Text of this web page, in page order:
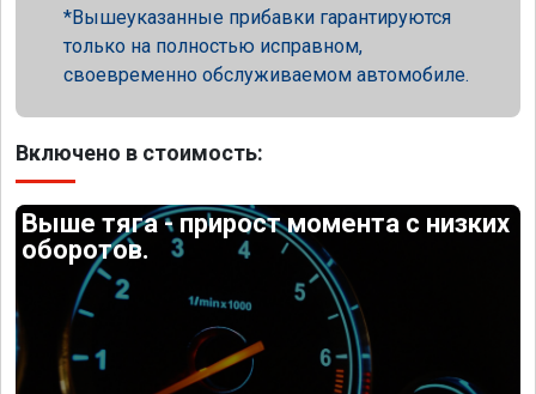
Вышеуказанные прибавки гарантируются
только на полностью исправном,
своевременно обслуживаемом автомобиле.
Включено в стоимость:
Выше тяга - прирост момента с низких
оборотов.